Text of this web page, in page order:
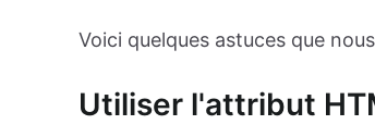
Voici quelques astuces que
Utiliser l'attribut